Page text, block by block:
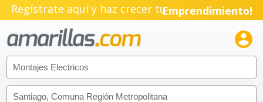
Regístrate aquí y haz crecer tuEmprendimiento!
